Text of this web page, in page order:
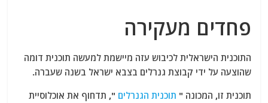
פחדים מעקירה
התוכנית הישראלית לכיבוש עזה מיישמת למעשה תוכנית דומה
שהוצעה על ידי קבוצת גנרלים בצבא ישראל בשנה שעברה.
תוכנית זו, המכונה " תוכנית הגנרלים ", תדחוף את אוכלוסיית